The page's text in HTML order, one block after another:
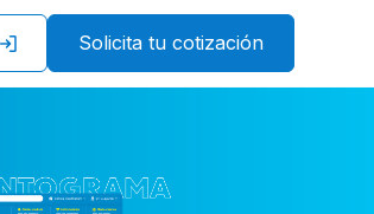
Solicita tu cotización